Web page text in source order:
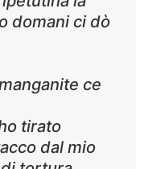
domani ci dò
ce
tirato
dal mio